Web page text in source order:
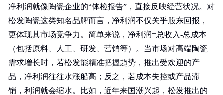
净利润就像陶瓷企业的“体检报告”，直接反映经营状况。对
松发陶瓷这类知名品牌而言，净利润不仅关乎股东回报，
更体现其市场竞争力。简单来说，净利润=总收入-总成本
（包括原料、人工、研发、营销等）。当市场对高端陶瓷
需求增长时，若松发能精准把握趋势，推出受欢迎的产
品，净利润往往水涨船高；反之，若成本失控或产品滞
销，利润就会缩水。比如，近年来国潮兴起，松发推出的